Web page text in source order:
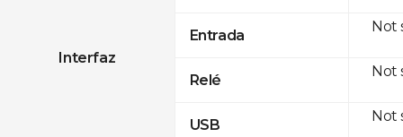
Interfaz
Entrada
Relé
USB
Not
Not
Not